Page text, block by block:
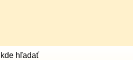
kde hľadať